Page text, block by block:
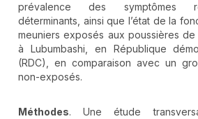
prévalence des symptômes
déterminants, ainsi que l’état de la
meuniers exposés aux poussières de
à Lubumbashi, en République
(RDC), en comparaison avec un
non-exposés.
Méthodes. Une étude